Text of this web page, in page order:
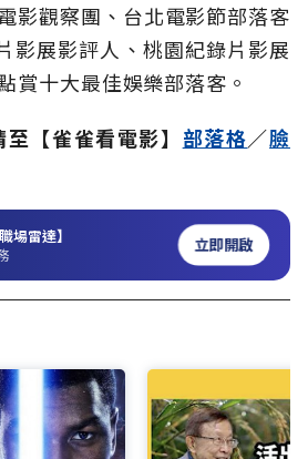
影觀察團、台北電影節部落客
影展影評人、桃園紀錄片影展
賞十大最佳娛樂部落客。
【雀雀看電影】 部落格／臉
場雷達】 立即開啟